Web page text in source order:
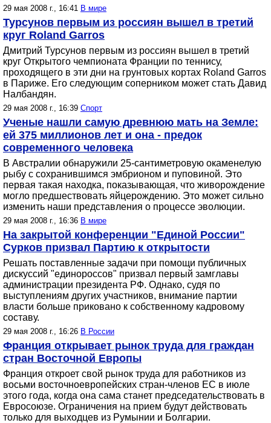
29 мая 2008 г., 16:41 В мире
Турсунов первым из россиян вышел в третий
круг Roland Garros
Дмитрий Турсунов первым из россиян вышел в третий
круг Открытого чемпионата Франции по теннису,
проходящего в эти дни на грунтовых кортах Roland Garros
в Париже. Его следующим соперником может стать Давид
Налбандян.
29 мая 2008 г., 16:39 Спорт
Ученые нашли самую древнюю мать на Земле:
ей 375 миллионов лет и она - предок
современного человека
В Австралии обнаружили 25-сантиметровую окаменелую
рыбу с сохранившимся эмбрионом и пуповиной. Это
первая такая находка, показывающая, что живорождение
могло предшествовать яйцерождению. Это может сильно
изменить наши представления о процессе эволюции.
29 мая 2008 г., 16:36 В мире
На закрытой конференции "Единой России"
Сурков призвал Партию к открытости
Решать поставленные задачи при помощи публичных
дискуссий "единороссов" призвал первый замглавы
администрации президента РФ. Однако, судя по
выступлениям других участников, внимание партии
власти больше приковано к собственному кадровому
составу.
29 мая 2008 г., 16:26 В России
Франция открывает рынок труда для граждан
стран Восточной Европы
Франция откроет свой рынок труда для работников из
восьми восточноевропейских стран-членов ЕС в июле
этого года, когда она сама станет председательствовать в
Евросоюзе. Ограничения на прием будут действовать
только для выходцев из Румынии и Болгарии.